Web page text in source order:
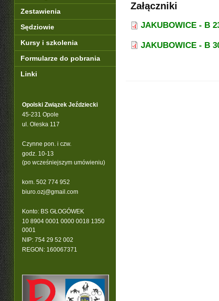
Zestawienia
Sędziowie
Kursy i szkolenia
Formularze do pobrania
Linki
Opolski Związek Jeździecki
45-231 Opole
ul. Oleska 117
Czynne pon. i czw.
godz. 10-13
(po wcześniejszym umówieniu)
kom. 502 774 952
biuro.ozj@gmail.com
Konto: BS GŁOGÓWEK
10 8904 0001 0000 0018 1350
0001
NIP: 754 29 52 002
REGON: 160067371
Załączniki
JAKUBOWICE - B
JAKUBOWICE - B